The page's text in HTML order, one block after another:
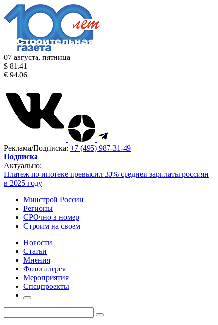
07 августа, пятница
$ 81.41
€ 94.06
Реклама/Подписка: +7 (495) 987-31-49
Подписка
Актуально:
Платеж по ипотеке превысил 30% средней зарплаты россиян
в 2025 году
Минстрой России
Регионы
СРОчно в номер
Строим на своем
Новости
Статьи
Мнения
Фотогалерея
Мероприятия
Спецпроекты